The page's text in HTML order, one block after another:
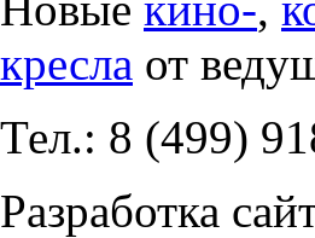
кресла от
Тел.: 8 (499)
Разработка